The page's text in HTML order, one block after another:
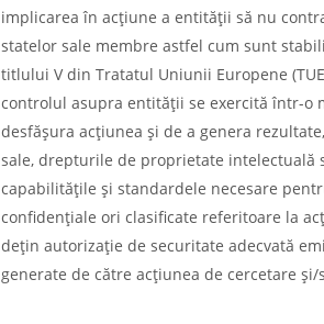
implicarea în acţiune a entităţii să nu
statelor sale membre astfel cum sunt
titlului V din Tratatul Uniunii Europene
controlul asupra entităţii se exercită într-o
desfăşura acţiunea şi de a genera
sale, drepturile de proprietate intelectuală
capabilităţile şi standardele necesare
confidenţiale ori clasificate referitoare la
deţin autorizaţie de securitate adecvată
generate de către acţiunea de cercetare